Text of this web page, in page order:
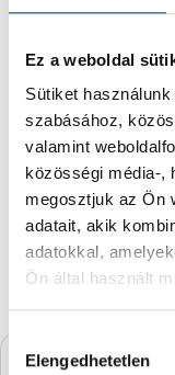
Ez a weboldal
Sütiket
szabásához,
valamint
közösségi média-,
megosztjuk az Ön
adatait, akik
adatokkal,
Ön által használt
kiválasztása
Elengedhetetlen